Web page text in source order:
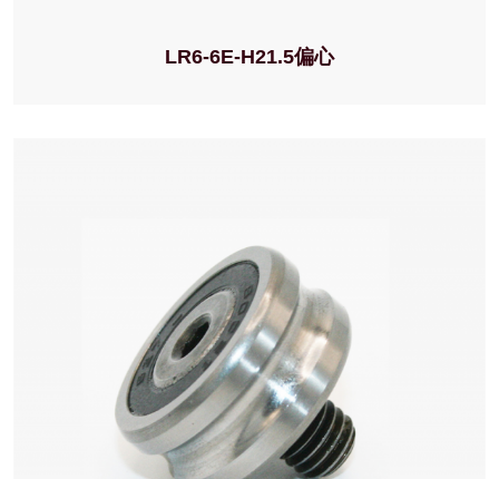
LR6-6E-H21.5偏心